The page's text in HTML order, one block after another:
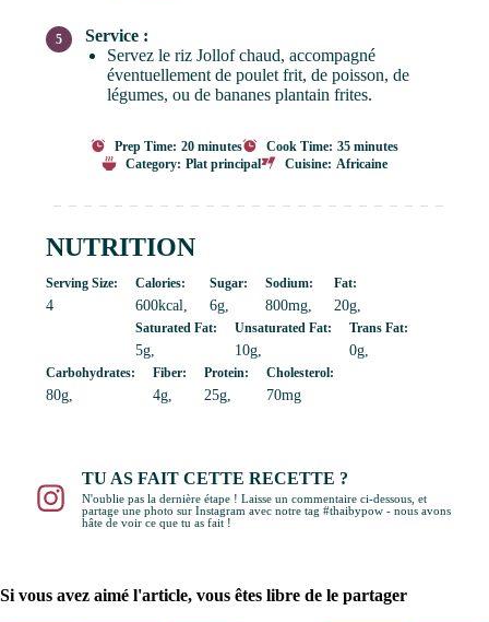
Service :
Servez le riz Jollof chaud, accompagné
éventuellement de poulet frit, de poisson, de
légumes, ou de bananes plantain frites.
Prep Time: 20 minutes Cook Time: 35 minutes
Category: Plat principal Cuisine: Africaine
NUTRITION
Serving Size:
4
Calories:
600kcal
Sugar:
6g
Sodium:
800mg
Fat:
20g
Saturated Fat:
5g
Unsaturated Fat:
10g
Trans Fat:
0g
Carbohydrates:
80g
Fiber:
4g
Protein:
25g
Cholesterol:
70mg
TU AS FAIT CETTE RECETTE ?
N'oublie pas la dernière étape ! Laisse un commentaire ci-dessous, et
partage une photo sur Instagram avec notre tag #thaibypow - nous avons
hâte de voir ce que tu as fait !
Si vous avez aimé l'article, vous êtes libre de le partager